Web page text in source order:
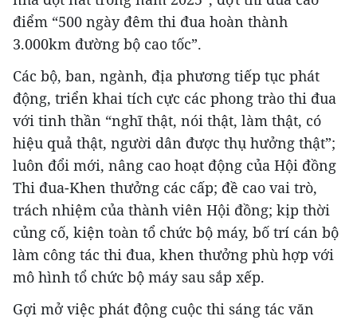
điểm “500 ngày đêm thi đua hoàn thành
3.000km đường bộ cao tốc”.
Các bộ, ban, ngành, địa phương tiếp tục phát
động, triển khai tích cực các phong trào thi đua
với tinh thần “nghĩ thật, nói thật, làm thật, có
hiệu quả thật, người dân được thụ hưởng thật”;
luôn đổi mới, nâng cao hoạt động của Hội đồng
Thi đua-Khen thưởng các cấp; đề cao vai trò,
trách nhiệm của thành viên Hội đồng; kịp thời
củng cố, kiện toàn tổ chức bộ máy, bố trí cán bộ
làm công tác thi đua, khen thưởng phù hợp với
mô hình tổ chức bộ máy sau sắp xếp.
Gợi mở việc phát động cuộc thi sáng tác văn